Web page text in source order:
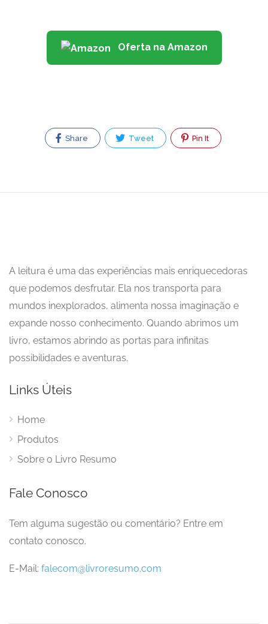
Oferta na Amazon
Share Tweet Pin It
A leitura é uma das experiências mais enriquecedoras
que podemos desfrutar. Ela nos transporta para
mundos inexplorados, alimenta nossa imaginação e
expande nosso conhecimento. Quando abrimos um
livro, estamos abrindo as portas para infinitas
possibilidades e aventuras.
Links Úteis
Home
Produtos
Sobre o Livro Resumo
Fale Conosco
Tem alguma sugestão ou comentário? Entre em
contato conosco.
E-Mail: falecom@livroresumo.com